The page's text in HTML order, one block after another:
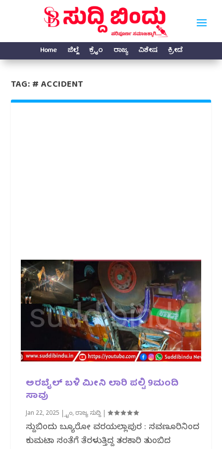
Home ಜಿಲ್ಲೆ ಕ್ರೈಂ ರಾಜ್ಯ ವಿಶೇಷ ಕ್ರೀಡೆ
TAG:# ACCIDENT
ಅರಬೈಲ್ ಬಳಿ ಮೀನಿ ಲಾರಿ ಪಲ್ಟಿ 9ಮಂದಿ
ಸಾವು
Jan 22, 2025 |ಕ್ರೈಂ,ರಾಜ್ಯ ಸುದ್ದಿ |
ಸುದ್ದಿಬಿಂದು ಬ್ಯೂರೋ ವರದಿಯಲ್ಲಾಪುರ : ಸವಣೂರಿನಿಂದ
ಕುಮಟಾ ಸಂತೆಗೆ ತೆರಳುತ್ತಿದ್ದ ತರಕಾರಿ ತುಂಬಿದ